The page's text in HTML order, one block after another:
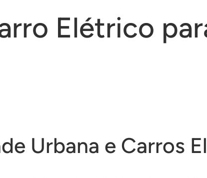
Elétrico
Urbana e Carros